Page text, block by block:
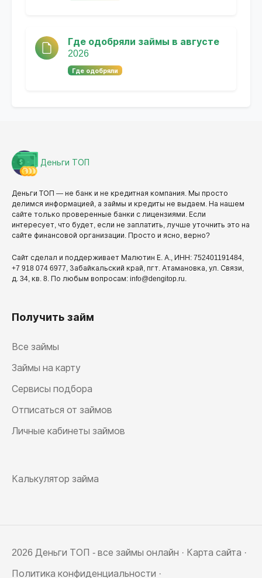
Где одобряли займы в августе
2026
Где одобряли
Деньги ТОП
Деньги ТОП — не банк и не кредитная компания. Мы просто
делимся информацией, а займы и кредиты не выдаем. На нашем
сайте только проверенные банки с лицензиями. Если
интересует, что будет, если не заплатить, лучше уточнить это на
сайте финансовой организации. Просто и ясно, верно?
Сайт сделал и поддерживает Малютин Е. А., ИНН: 752401191484,
+7 918 074 6977, Забайкальский край, пгт. Атамановка, ул. Связи,
д. 34, кв. 8. По любым вопросам: info@dengitop.ru.
Получить займ
Все займы
Займы на карту
Сервисы подбора
Отписаться от займов
Личные кабинеты займов
Калькулятор займа
2026 Деньги ТОП - все займы онлайн · Карта сайта ·
Политика конфиденциальности ·